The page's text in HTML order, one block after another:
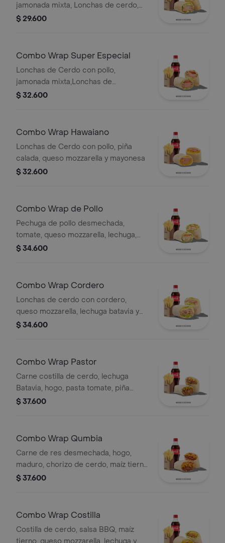
jamonada mixta, Lonchas de cerdo,
cordero y res, queso mozzarella,
$ 29.600
Combo Wrap Super Especial
Lonchas de Cerdo con pollo,
jamonada mixta,Lonchas de
cerdo,cordero y res,
Qbano
$ 32.600
Combo Wrap Hawaiano
Lonchas de Cerdo con pollo, piña
calada, queso mozzarella y mayonesa
$ 32.600
Combo Wrap de Pollo
Pechuga de pollo desmechada,
tomate, queso mozzarella, lechuga,
mayonesa, papas a la francesa y
$ 34.600
Combo Wrap Cordero
Lonchas de cerdo con cordero,
queso mozzarella, lechuga batavia y
salsa Qbano
$ 34.600
Combo Wrap Pastor
Carne costilla de cerdo, lechuga
Batavia, hogo, pasta tomate, piña
calada asada, cebolla, papas y bebida.
$ 37.600
Combo Wrap Qumbia
Carne de res desmechada, hogo,
maduro, chorizo de cerdo, maíz tierno
y salsa Qbano, papas y bebida.
$ 37.600
Combo Wrap Costilla
Costilla de cerdo, salsa BBQ, maíz